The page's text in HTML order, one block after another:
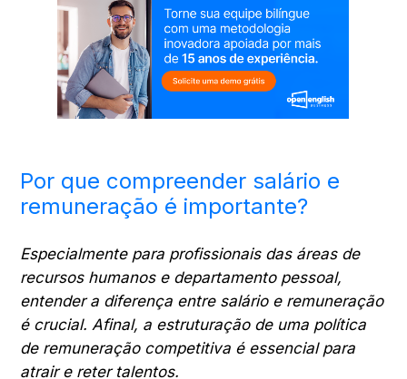
Por que compreender salário e
remuneração é importante?
Especialmente para profissionais das áreas de
recursos humanos e departamento pessoal,
entender a diferença entre salário e remuneração
é crucial. Afinal, a estruturação de uma política
de remuneração competitiva é essencial para
atrair e reter talentos.